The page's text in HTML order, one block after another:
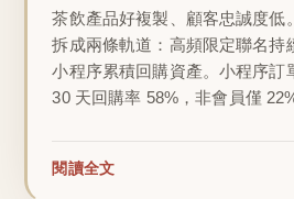
茶飲產品好複製、顧客忠誠度低
拆成兩條軌道：高頻限定聯名持
小程序累積回購資產。小程序訂
30 天回購率 58%，非會員僅 22%
閱讀全文